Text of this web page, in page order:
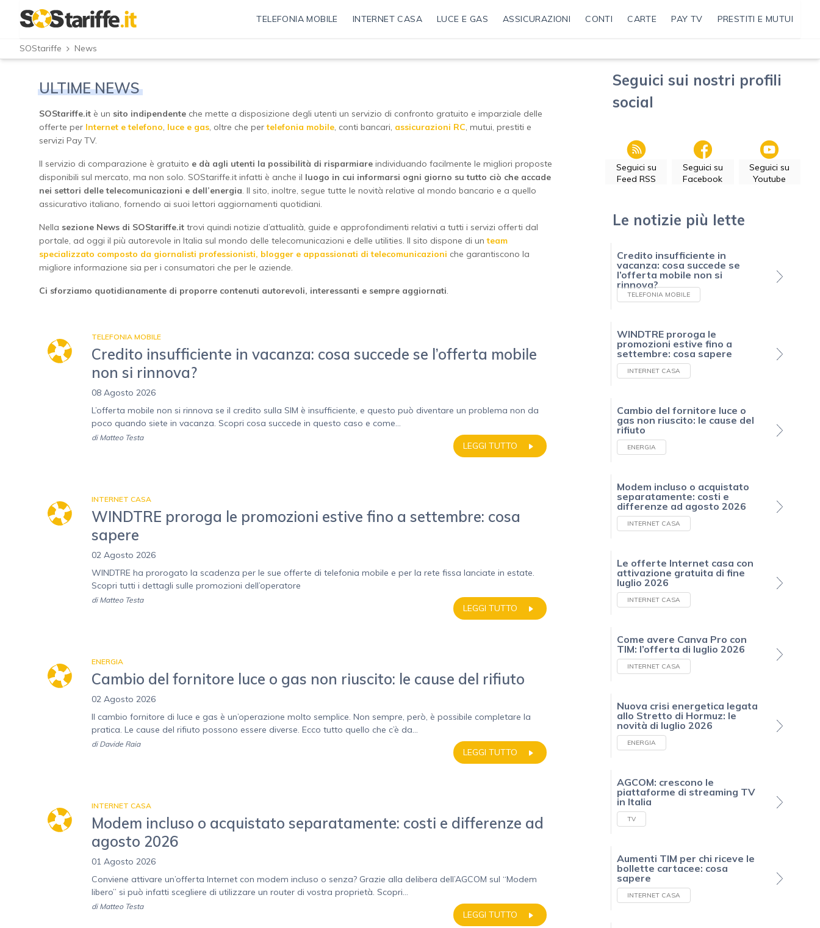
TELEFONIA MOBILE INTERNET CASA LUCE E GAS ASSICURAZIONI CONTI CARTE PAY TV PRESTITI E MUTUI
SOStariffe News
ULTIME NEWS
SOStariffe.it è un sito indipendente che mette a disposizione degli utenti un servizio di confronto gratuito e imparziale delle
offerte per Internet e telefono, luce e gas, oltre che pertelefonia mobile, conti bancari, assicurazioni RC, mutui, prestiti e
servizi Pay TV.
Il servizio di comparazione è gratuito e dà agli utenti la possibilità di risparmiare individuando facilmente le migliori proposte
disponibili sul mercato, ma non solo. SOStariffe.it infatti è anche il luogo in cui informarsi ogni giorno su tutto ciò che accade
nei settori delle telecomunicazioni e dell’energia. Il sito, inoltre, segue tutte le novità relative al mondo bancario e a quello
assicurativo italiano, fornendo ai suoi lettori aggiornamenti quotidiani.
Nella sezione News di SOStariffe.it trovi quindi notizie d’attualità, guide e approfondimenti relativi a tutti i servizi offerti dal
portale, ad oggi il più autorevole in Italia sul mondo delle telecomunicazioni e delle utilities. Il sito dispone di unteam
specializzato composto da giornalisti professionisti, blogger e appassionati di telecomunicazioni che garantiscono la
migliore informazione sia per i consumatori che per le aziende.
Ci sforziamo quotidianamente di proporre contenuti autorevoli, interessanti e sempre aggiornati.
TELEFONIA MOBILE
Credito insufficiente in vacanza: cosa succede se l’offerta mobile
non si rinnova?
08 Agosto 2026
L’offerta mobile non si rinnova se il credito sulla SIM è insufficiente, e questo può diventare un problema non da
poco quando siete in vacanza. Scopri cosa succede in questo caso e come...
LEGGI TUTTO
di Matteo Testa
INTERNET CASA
WINDTRE proroga le promozioni estive fino a settembre: cosa
sapere
02 Agosto 2026
WINDTRE ha prorogato la scadenza per le sue offerte di telefonia mobile e per la rete fissa lanciate in estate.
Scopri tutti i dettagli sulle promozioni dell’operatore
LEGGI TUTTO
di Matteo Testa
ENERGIA
Cambio del fornitore luce o gas non riuscito: le cause del rifiuto
02 Agosto 2026
Il cambio fornitore di luce e gas è un’operazione molto semplice. Non sempre, però, è possibile completare la
pratica. Le cause del rifiuto possono essere diverse. Ecco tutto quello che c’è da...
LEGGI TUTTO
di Davide Raia
INTERNET CASA
Modem incluso o acquistato separatamente: costi e differenze ad
agosto 2026
01 Agosto 2026
Conviene attivare un’offerta Internet con modem incluso o senza? Grazie alla delibera dell’AGCOM sul “Modem
libero” si può infatti scegliere di utilizzare un router di vostra proprietà. Scopri...
LEGGI TUTTO
di Matteo Testa
Seguici sui nostri profili
social
Seguici su
Feed RSS
Seguici su
Facebook
Seguici su
Youtube
Le notizie più lette
Credito insufficiente in
vacanza: cosa succede se
l’offerta mobile non si
rinnova?
TELEFONIA MOBILE
WINDTRE proroga le
promozioni estive fino a
settembre: cosa sapere
INTERNET CASA
Cambio del fornitore luce o
gas non riuscito: le cause del
rifiuto
ENERGIA
Modem incluso o acquistato
separatamente: costi e
differenze ad agosto 2026
INTERNET CASA
Le offerte Internet casa con
attivazione gratuita di fine
luglio 2026
INTERNET CASA
Come avere Canva Pro con
TIM: l’offerta di luglio 2026
INTERNET CASA
Nuova crisi energetica legata
allo Stretto di Hormuz: le
novità di luglio 2026
ENERGIA
AGCOM: crescono le
piattaforme di streaming TV
in Italia
TV
Aumenti TIM per chi riceve le
bollette cartacee: cosa
sapere
INTERNET CASA